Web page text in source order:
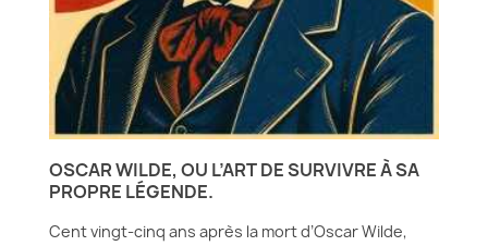
OSCAR WILDE, OU L’ART DE SURVIVRE À SA
PROPRE LÉGENDE.
Cent vingt-cinq ans après la mort d’Oscar Wilde,